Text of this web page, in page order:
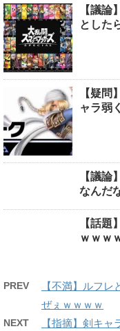
【議論
とした
【疑問
ャラ弱
【議論
なんだ
【話題
ｗｗｗ
PREV
【不満】ルフ
ぜぇｗｗｗｗ
NEXT
【指摘】剣キ